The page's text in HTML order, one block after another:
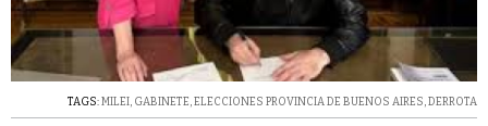
TAGS:MILEI, GABINETE,ELECCIONES PROVINCIA DE BUENOS AIRES,DERROTA